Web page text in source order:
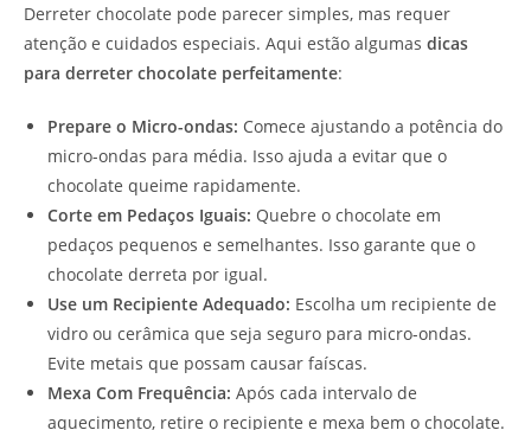
Derreter chocolate pode parecer simples, mas requer
atenção e cuidados especiais. Aqui estão algumas dicas
para derreter chocolate perfeitamente:
Prepare o Micro-ondas: Comece ajustando a potência do
micro-ondas para média. Isso ajuda a evitar que o
chocolate queime rapidamente.
Corte em Pedaços Iguais: Quebre o chocolate em
pedaços pequenos e semelhantes. Isso garante que o
chocolate derreta por igual.
Use um Recipiente Adequado: Escolha um recipiente de
vidro ou cerâmica que seja seguro para micro-ondas.
Evite metais que possam causar faíscas.
Mexa Com Frequência: Após cada intervalo de
aquecimento, retire o recipiente e mexa bem o chocolate.